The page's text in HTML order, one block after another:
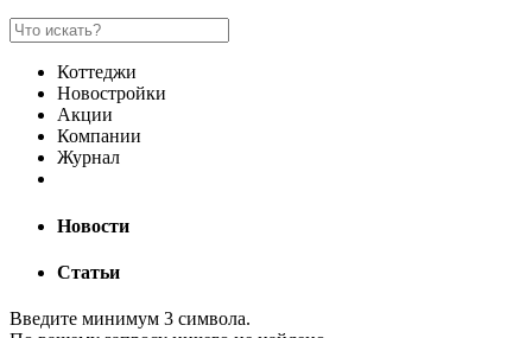
Коттеджи
Новостройки
Акции
Компании
Журнал
Новости
Статьи
Введите минимум 3 символа.